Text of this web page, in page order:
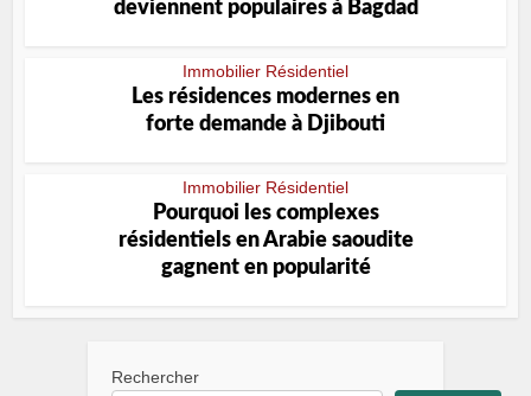
deviennent populaires à Bagdad
Immobilier Résidentiel
Les résidences modernes en
forte demande à Djibouti
Immobilier Résidentiel
Pourquoi les complexes
résidentiels en Arabie saoudite
gagnent en popularité
Rechercher